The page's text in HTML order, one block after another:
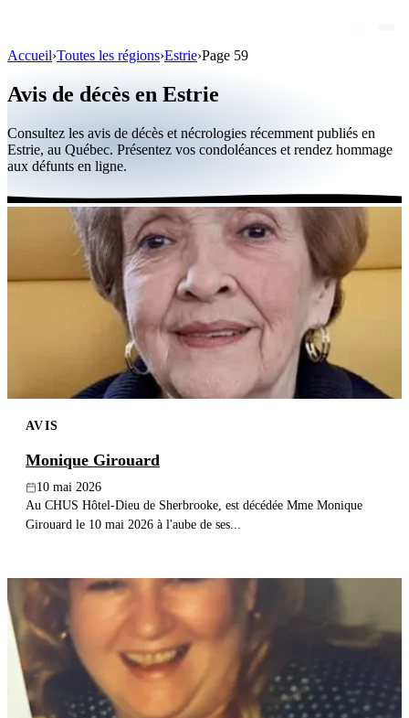
Personnalités publiques
Québec
Canada
International
Par région
Par ville
Maisons funéraires
Recherche
Accueil›Toutes les régions›Estrie›Page 59
Avis de décès en Estrie
Consultez les avis de décès et nécrologies récemment publiés en
Estrie, au Québec. Présentez vos condoléances et rendez hommage
aux défunts en ligne.
AVIS
Monique Girouard
10 mai 2026
Au CHUS Hôtel-Dieu de Sherbrooke, est décédée Mme Monique
Girouard le 10 mai 2026 à l'aube de ses...